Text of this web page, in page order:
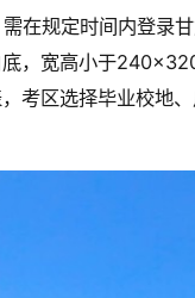
在规定时间内登录
，宽高小于
考区选择毕业校地